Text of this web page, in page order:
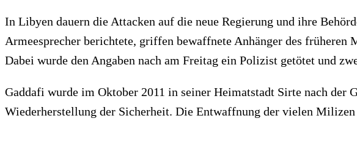
In Libyen dauern die Attacken auf die neue Regierung und ihre
Armeesprecher berichtete, griffen bewaffnete Anhänger des früheren
Dabei wurde den Angaben nach am Freitag ein Polizist getötet und
Gaddafi wurde im Oktober 2011 in seiner Heimatstadt Sirte nach der
Wiederherstellung der Sicherheit. Die Entwaffnung der vielen